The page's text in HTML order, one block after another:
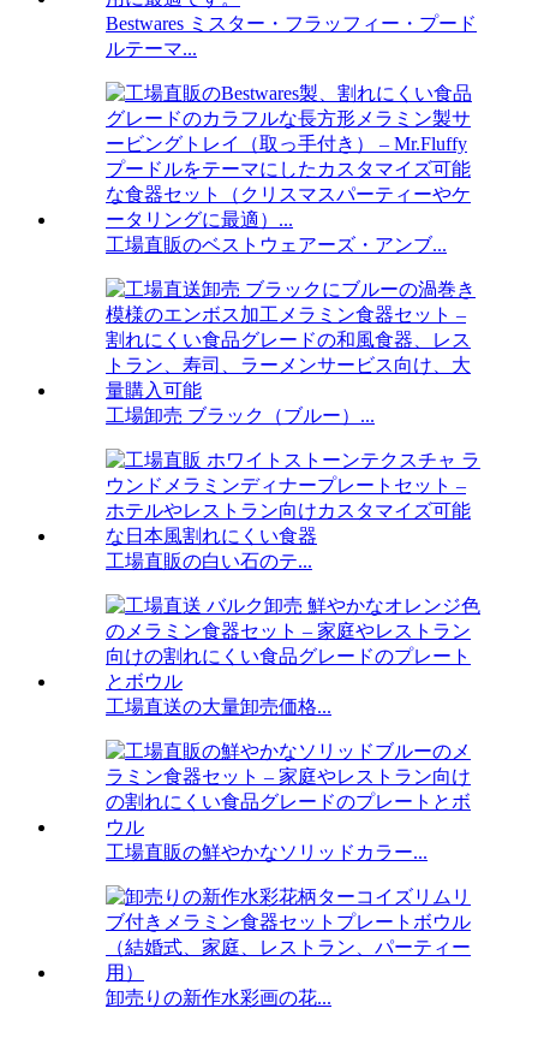
Bestwares ミスター・フラッフィー・プード
ルテーマ...
工場直販のベストウェアーズ・アンブ...
工場卸売 ブラック（ブルー）...
工場直販の白い石のテ...
工場直送の大量卸売価格...
工場直販の鮮やかなソリッドカラー...
卸売りの新作水彩画の花...